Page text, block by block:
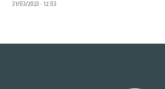
31/03/2023 • 12:03